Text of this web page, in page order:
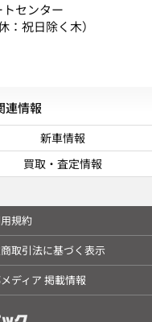
センター
：祝日除く木）
連情報
新車情報
買取・査定情報
規約
取引法に基づく表示
ディア 掲載情報